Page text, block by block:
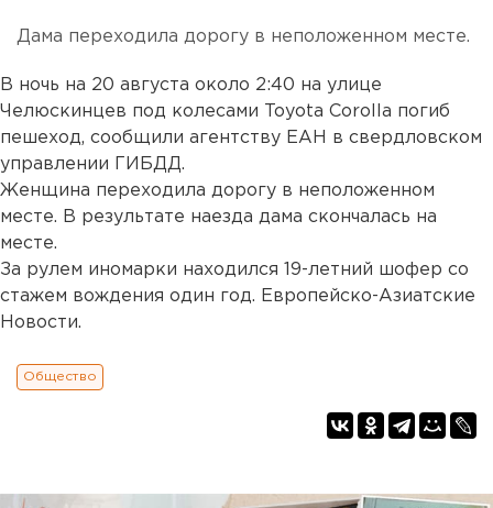
Дама переходила дорогу в неположенном месте.
В ночь на 20 августа около 2:40 на улице
Челюскинцев под колесами Toyota Corolla погиб
пешеход, сообщили агентству ЕАН в свердловском
управлении ГИБДД.
Женщина переходила дорогу в неположенном
месте. В результате наезда дама скончалась на
месте.
За рулем иномарки находился 19-летний шофер со
стажем вождения один год. Европейско-Азиатские
Новости.
Общество